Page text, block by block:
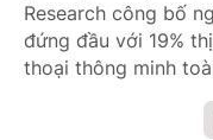
Research công bố
đứng đầu với 19%
thoại thông minh